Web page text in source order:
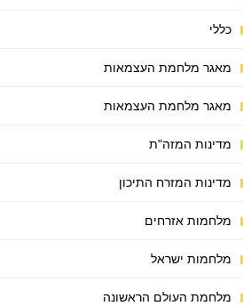
כללי
מאגר מלחמת העצמאות
מאגר מלחמת העצמאות
מדינות המזה"ת
מדינות המזרח התיכון
מלחמות אזרחים
מלחמות ישראל
מלחמת העולם הראשונה